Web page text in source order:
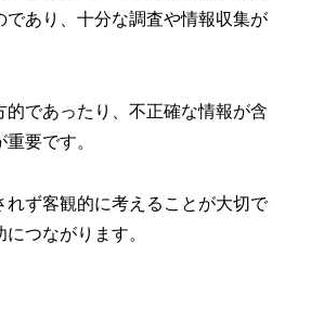
あり、十分な調査や情報収集が
であったり、不正確な情報が含
要です。
ず客観的に考えることが大切で
つながります。